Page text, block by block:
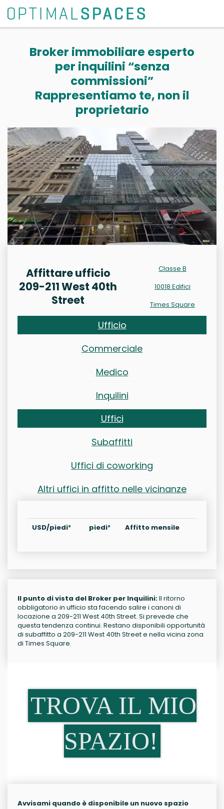
Broker immobiliare esperto
per inquilini “senza
commissioni”
Rappresentiamo te, non il
proprietario
Affittare ufficio
209-211 West 40th
Street
Classe B
10018 Edifici
Times Square
Ufficio
Commerciale
Medico
Inquilini
Uffici
Subaffitti
Uffici di coworking
Altri uffici in affitto nelle vicinanze
USD/piedi² piedi² Affitto mensile
Il punto di vista del Broker per Inquilini:Il ritorno
obbligatorio in ufficio sta facendo salire i canoni di
locazione a 209-211 West 40th Street. Si prevede che
questa tendenza continui. Restano disponibili opportunità
di subaffitto a 209-211 West 40th Street e nella vicina zona
di Times Square.
TROVA IL MIO
SPAZIO!
Avvisami quando è disponibile un nuovo spazio